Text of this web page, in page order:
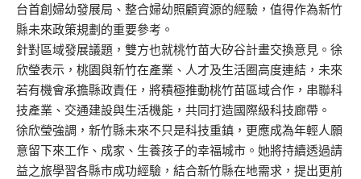
台首創婦幼發展局、整合婦幼照顧資源的經驗，值得作為新竹
縣未來政策規劃的重要參考。
針對區域發展議題，雙方也就桃竹苗大矽谷計畫交換意見。徐
欣瑩表示，桃園與新竹在產業、人才及生活圈高度連結，未來
若有機會承擔縣政責任，將積極推動桃竹苗區域合作，串聯科
技產業、交通建設與生活機能，共同打造國際級科技廊帶。
徐欣瑩強調，新竹縣未來不只是科技重鎮，更應成為年輕人願
意留下來工作、成家、生養孩子的幸福城市。她將持續透過請
益之旅學習各縣市成功經驗，結合新竹縣在地需求，提出更前